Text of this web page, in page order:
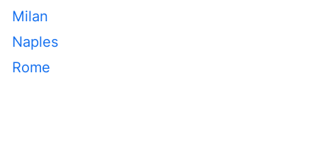
Milan
Naples
Rome